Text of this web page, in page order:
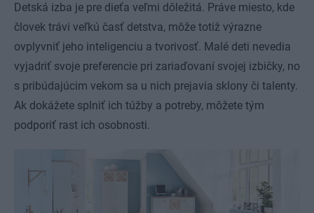
Detská izba je pre dieťa veľmi dôležitá. Práve miesto, kde
človek trávi veľkú časť detstva, môže totiž výrazne
ovplyvniť jeho inteligenciu a tvorivosť. Malé deti nevedia
vyjadriť svoje preferencie pri zariaďovaní svojej izbičky, no
s pribúdajúcim vekom sa u nich prejavia sklony či talenty.
Ak dokážete splniť ich túžby a potreby, môžete tým
podporiť rast ich osobnosti.